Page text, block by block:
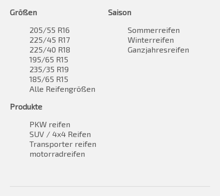
Größen
205/55 R16
225/45 R17
225/40 R18
195/65 R15
235/35 R19
185/65 R15
Alle Reifengrößen
Saison
Sommerreifen
Winterreifen
Ganzjahresreifen
Produkte
PKW reifen
SUV / 4x4 Reifen
Transporter reifen
motorradreifen